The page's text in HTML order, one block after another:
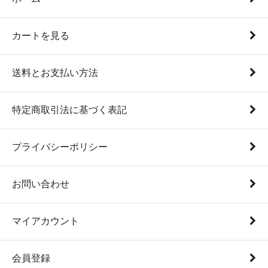
カートを見る
送料とお支払い方法
特定商取引法に基づく表記
プライバシーポリシー
お問い合わせ
マイアカウント
会員登録